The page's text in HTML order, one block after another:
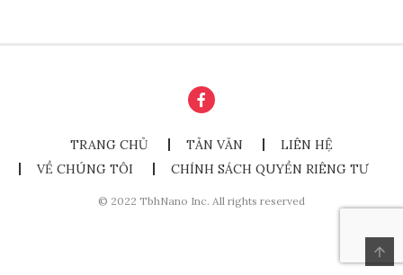
TRANG CHỦ TẢN VĂN
LIÊN HỆ
VỀ CHÚNG TÔI
CHÍNH SÁCH QUYỀN RIÊNG TƯ
© 2022 TbhNano Inc. All rights reserved